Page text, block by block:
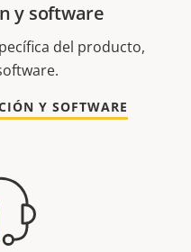
y software
del producto,
Y SOFTWARE